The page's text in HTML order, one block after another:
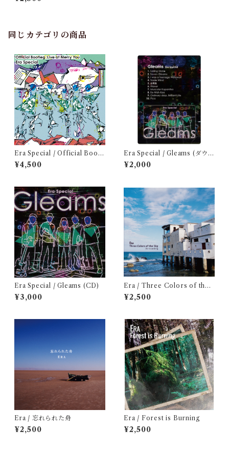
同じカテゴリの商品
Era Special / Official Bootl
eg: Live at Merry You
¥4,500
Era Special / Gleams (ダウン
ロードカード)
¥2,000
Era Special / Gleams (CD)
¥3,000
Era / Three Colors of the
Sky : Re-Recording
¥2,500
Era / 忘れられた舟
¥2,500
Era / Forest is Burning
¥2,500